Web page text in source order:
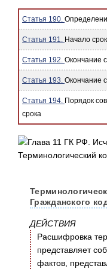
Статья 190.
Статья 191. Начало
Статья 192. Окончание
Статья 193. Окончание
Статья 194. Порядок
срока
Гражданского
ДЕЙСТВИЯ
Расшифровка
представляет
фактов,